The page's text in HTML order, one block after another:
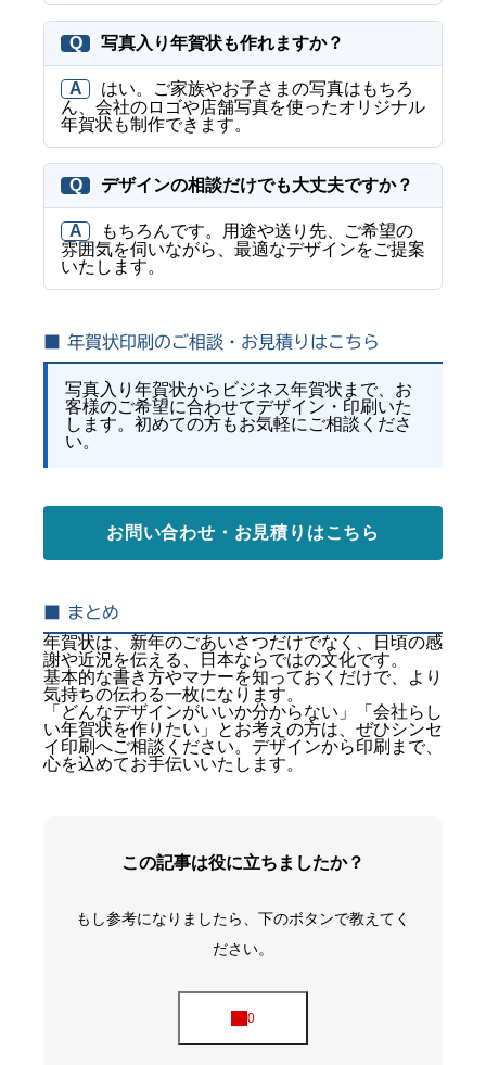
Q 写真入り年賀状も作れますか？
A
はい。ご家族やお子さまの写真はもちろ
ん、会社のロゴや店舗写真を使ったオリジナル
年賀状も制作できます。
Q デザインの相談だけでも大丈夫ですか？
A
もちろんです。用途や送り先、ご希望の
雰囲気を伺いながら、最適なデザインをご提案
いたします。
■ 年賀状印刷のご相談・お見積りはこちら
写真入り年賀状からビジネス年賀状まで、お
客様のご希望に合わせてデザイン・印刷いた
します。初めての方もお気軽にご相談くださ
い。
お問い合わせ・お見積りはこちら
■ まとめ
年賀状は、新年のごあいさつだけでなく、日頃の感
謝や近況を伝える、日本ならではの文化です。
基本的な書き方やマナーを知っておくだけで、より
気持ちの伝わる一枚になります。
「どんなデザインがいいか分からない」「会社らし
い年賀状を作りたい」とお考えの方は、ぜひシンセ
イ印刷へご相談ください。デザインから印刷まで、
心を込めてお手伝いいたします。
この記事は役に立ちましたか？
もし参考になりましたら、下のボタンで教えてく
ださい。